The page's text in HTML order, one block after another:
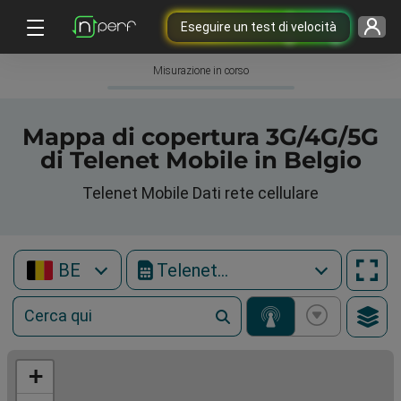
Eseguire un test di velocità
Misurazione in corso
Mappa di copertura 3G/4G/5G
di Telenet Mobile in Belgio
Telenet Mobile Dati rete cellulare
BE Telenet Mobile
+